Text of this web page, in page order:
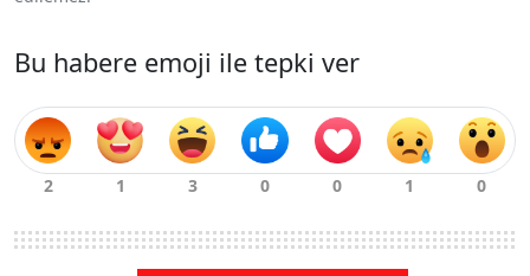
Bu habere emoji ile tepki ver